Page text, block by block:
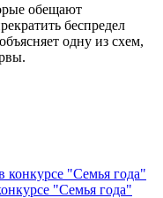
обещают
беспредел
одну из схем,
"Семья года"